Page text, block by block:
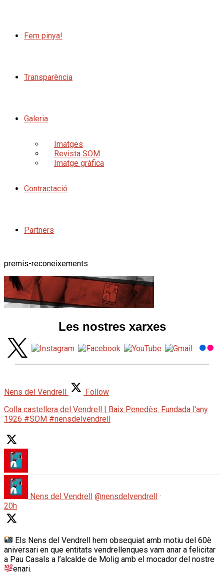
Fem pinya!
Transparència
Galeria
Imatges
Revista SOM
Imatge gràfica
Contractació
Partners
premis-reconeixements
Les nostres xarxes
Nens del Vendrell
Follow
Colla castellera del Vendrell | Baix Penedès. Fundada l'any
1926 #SOM #nensdelvendrell
Nens del Vendrell @nensdelvendrell ·
20h
Els Nens del Vendrell hem obsequiat amb motiu del 60è
aniversari en que entitats vendrellenques vam anar a felicitar
a Pau Casals a l’alcalde de Molig amb el mocador del nostre
enari.